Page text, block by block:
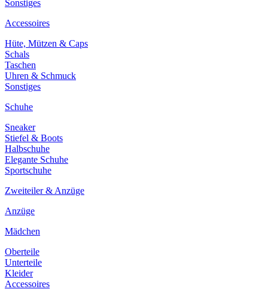
Sonstiges
Accessoires
Hüte, Mützen & Caps
Schals
Taschen
Uhren & Schmuck
Sonstiges
Schuhe
Sneaker
Stiefel & Boots
Halbschuhe
Elegante Schuhe
Sportschuhe
Zweiteiler & Anzüge
Anzüge
Mädchen
Oberteile
Unterteile
Kleider
Accessoires